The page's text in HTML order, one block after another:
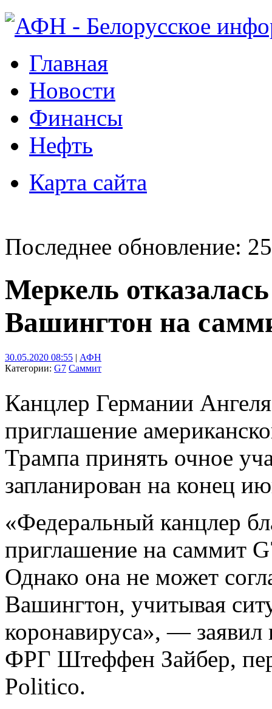
Главная
Новости
Финансы
Нефть
Карта сайта
Последнее обновление:
Меркель
Вашингтон на
30.05.2020 08:55 | АФН
Категории: G7 Саммит
Канцлер Германии
приглашение
Трампа принять очное
запланирован на конец
«Федеральный канцлер
приглашение на саммит
Однако она не может
Вашингтон, учитывая
коронавируса», — заявил
ФРГ Штеффен Зайбер,
Politico.